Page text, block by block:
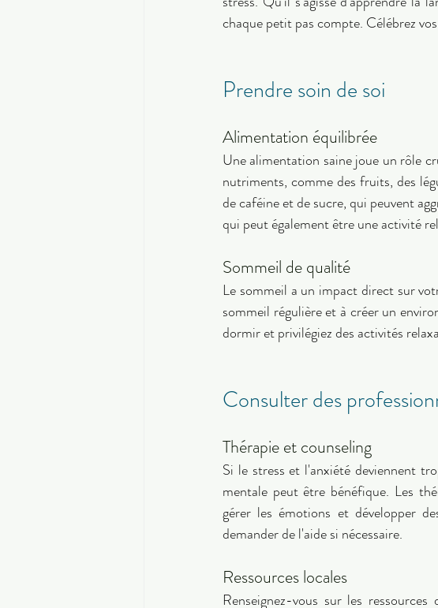
Prendre soin de soi
Alimentation équilibrée
Une alimentation saine joue un rôle
nutriments, comme des fruits, des
de caféine et de sucre, qui peuvent
qui peut également être une activité
Sommeil de qualité
Le sommeil a un impact direct sur
sommeil régulière et à créer un
dormir et privilégiez des activités
Consulter des
Thérapie et counseling
Si le stress et l'anxiété deviennent
mentale peut être bénéfique. Les
gérer les émotions et développer
demander de l'aide si nécessaire.
Ressources locales
Renseignez-vous sur les